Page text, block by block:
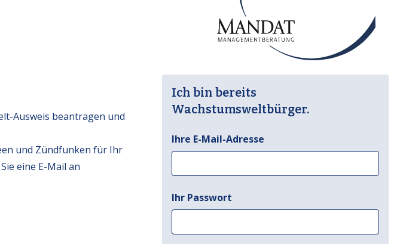
Ausweis beantragen und
und Zündfunken für Ihr
eine E-Mail an
Ich bin bereits
Wachstumsweltbürger.
Ihre E-Mail-Adresse
Ihr Passwort